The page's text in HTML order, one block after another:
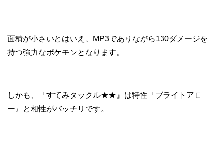
面積が小さいとはいえ、MP3でありながら130ダメージを
持つ強力なポケモンとなります。
しかも、『すてみタックル★★』は特性『ブライトアロ
ー』と相性がバッチリです。